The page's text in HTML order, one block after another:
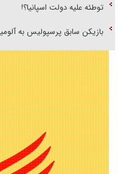
توطئه علیه دولت اسپانیا؟!
بازیکن سابق پرسپولیس به